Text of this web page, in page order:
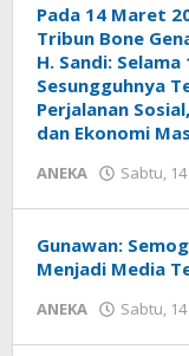
Admin
Pada 14 Maret
Tribun Bone
H. Sandi:
Sesungguhnya
Perjalanan
dan Ekonomi
ANEKA Sabtu,
Gunawan:
Menjadi Media
ANEKA Sabtu,